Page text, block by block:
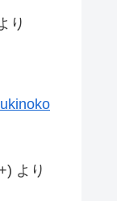
り
より